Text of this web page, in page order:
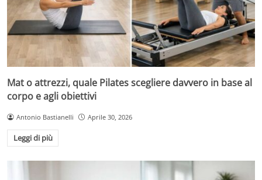
Mat o attrezzi, quale Pilates scegliere davvero in base al
corpo e agli obiettivi
Antonio Bastianelli Aprile 30, 2026
Leggi di più